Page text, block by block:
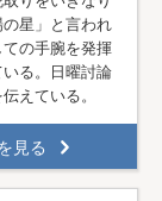
星」と言われ
の手腕を発揮
る。日曜討論
えている。
見る